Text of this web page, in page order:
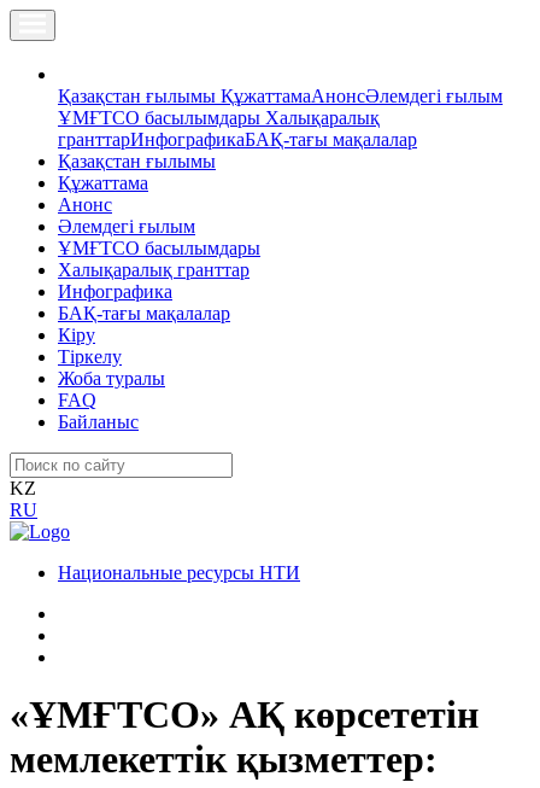
Қазақстан ғылымы ҚұжаттамаАнонсӘлемдегі ғылым
ҰМҒТСО басылымдары Халықаралық
гранттарИнфографикаБАҚ-тағы мақалалар
Қазақстан ғылымы
Құжаттама
Анонс
Әлемдегі ғылым
ҰМҒТСО басылымдары
Халықаралық гранттар
Инфографика
БАҚ-тағы мақалалар
Кіру
Тіркелу
Жоба туралы
FAQ
Байланыс
KZ
RU
Национальные ресурсы НТИ
«ҰМҒТСО» АҚ көрсететін
мемлекеттік қызметтер: